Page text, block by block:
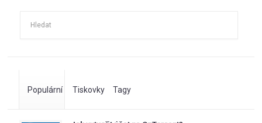
Populární Tiskovky Tagy